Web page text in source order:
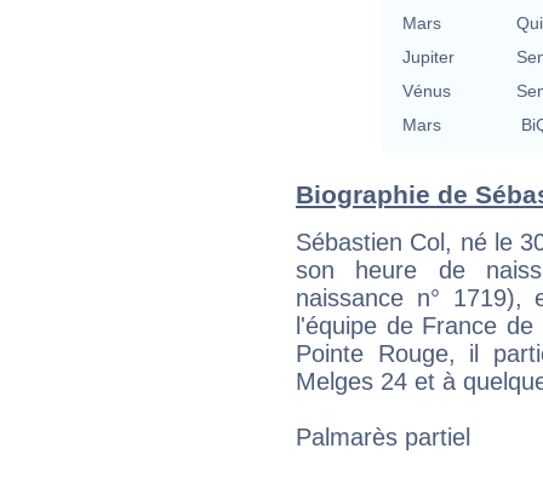
Mars
Jupiter
Vénus
Mars
Biographie de
Sébastien Col, né le
son heure de
naissance n° 1719),
l'équipe de France
Pointe Rouge, il
Melges 24 et à
Palmarès partiel